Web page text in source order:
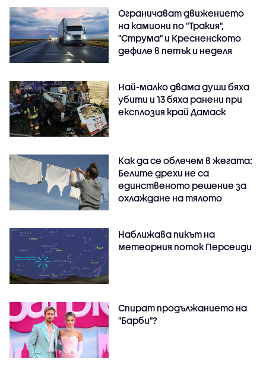
Ограничават движението
на камиони по "Тракия",
"Струма" и Кресненското
дефиле в петък и неделя
Най-малко двама души бяха
убити и 13 бяха ранени при
експлозия край Дамаск
Как да се облечем в жегата:
Белите дрехи не са
единственото решение за
охлаждане на тялото
Наближава пикът на
метеорния поток Персеиди
Спират продължанието на
"Барби"?